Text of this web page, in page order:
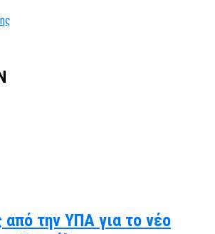
από την ΥΠΑ για το νέο